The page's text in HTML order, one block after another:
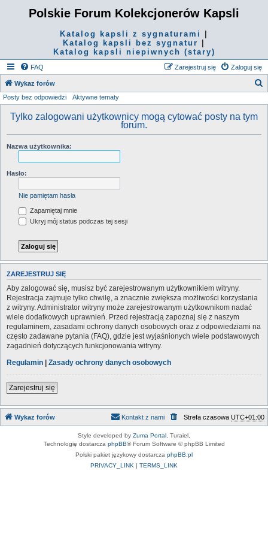
Polskie Forum Kolekcjonerów Kapsli
Katalog kapsli z sygnaturami
Katalog kapsli bez sygnatur
Katalog kapsli niepiwnych (stary)
FAQ Zaloguj się
Zarejestruj się
Wykaz forów
Posty bez odpowiedzi Aktywne tematy
Tylko zalogowani użytkownicy mogą cytować posty na tym
forum.
Nazwa użytkownika:
Hasło:
Nie pamiętam hasła
Zapamiętaj mnie
Ukryj mój status podczas tej sesji
ZAREJESTRUJ SIĘ
Aby zalogować się, musisz być zarejestrowanym użytkownikiem witryny.
Rejestracja zajmuje tylko chwilę, a znacznie zwiększa możliwości korzystania
z witryny. Administrator witryny może zarejestrowanym użytkownikom nadać
wiele dodatkowych uprawnień. Przed rejestracją zapoznaj się z naszym
regulaminem, zasadami ochrony danych osobowych oraz z odpowiedziami na
często zadawane pytania (FAQ), gdzie jest wyjaśnionych wiele podstawowych
zagadnień dotyczących funkcjonowania witryny.
Regulamin | Zasady ochrony danych osobowych
Zarejestruj się
Wykaz forów Strefa czasowa UTC+01:00
Kontakt z nami
Style developed by Zuma Portal , Turaiel,
Technologię dostarcza phpBB® Forum Software © phpBB Limited
Polski pakiet językowy dostarcza phpBB.pl
PRIVACY_LINK | TERMS_LINK